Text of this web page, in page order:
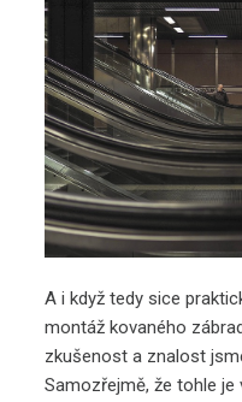
A i když tedy sice
montáž kovaného
zkušenost a znalost
Samozřejmě, že tohle